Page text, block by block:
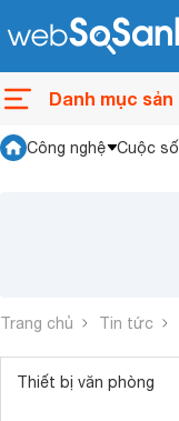
Danh mục sản
Công nghệ Cuộc
Trang chủ Tin tức
Thiết bị văn phòng